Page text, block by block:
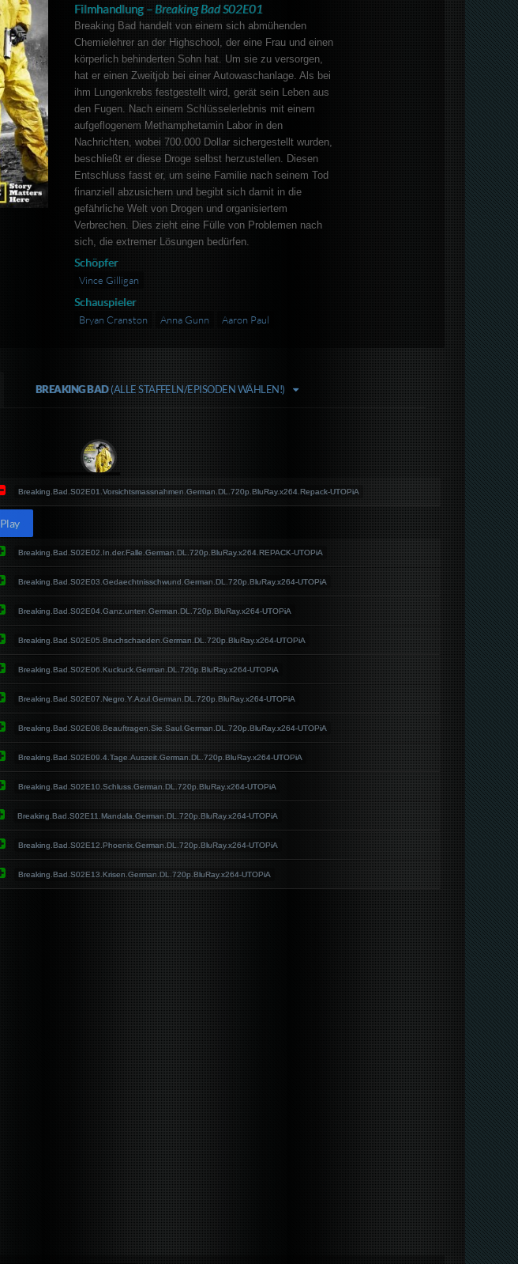
Filmhandlung – Breaking Bad S02E01
Breaking Bad handelt von einem sich abmühenden
Chemielehrer an der Highschool, der eine Frau und einen
körperlich behinderten Sohn hat. Um sie zu versorgen,
hat er einen Zweitjob bei einer Autowaschanlage. Als bei
ihm Lungenkrebs festgestellt wird, gerät sein Leben aus
den Fugen. Nach einem Schlüsselerlebnis mit einem
aufgeflogenem Methamphetamin Labor in den
Nachrichten, wobei 700.000 Dollar sichergestellt wurden,
beschließt er diese Droge selbst herzustellen. Diesen
Entschluss fasst er, um seine Familie nach seinem Tod
finanziell abzusichern und begibt sich damit in die
gefährliche Welt von Drogen und organisiertem
Verbrechen. Dies zieht eine Fülle von Problemen nach
sich, die extremer Lösungen bedürfen.
Schöpfer
Vince Gilligan
Schauspieler
Bryan Cranston Anna Gunn Aaron Paul
BREAKING BAD(ALLE STAFFELN/EPISODEN WÄHLEN!)
Breaking.Bad.S02E01.Vorsichtsmassnahmen.German.DL.720p.BluRay.x264.Repack-UTOPiA
Play
Breaking.Bad.S02E02.In.der.Falle.German.DL.720p.BluRay.x264.REPACK-UTOPiA
Breaking.Bad.S02E03.Gedaechtnisschwund.German.DL.720p.BluRay.x264-UTOPiA
Breaking.Bad.S02E04.Ganz.unten.German.DL.720p.BluRay.x264-UTOPiA
Breaking.Bad.S02E05.Bruchschaeden.German.DL.720p.BluRay.x264-UTOPiA
Breaking.Bad.S02E06.Kuckuck.German.DL.720p.BluRay.x264-UTOPiA
Breaking.Bad.S02E07.Negro.Y.Azul.German.DL.720p.BluRay.x264-UTOPiA
Breaking.Bad.S02E08.Beauftragen.Sie.Saul.German.DL.720p.BluRay.x264-UTOPiA
Breaking.Bad.S02E09.4.Tage.Auszeit.German.DL.720p.BluRay.x264-UTOPiA
Breaking.Bad.S02E10.Schluss.German.DL.720p.BluRay.x264-UTOPiA
Breaking.Bad.S02E11.Mandala.German.DL.720p.BluRay.x264-UTOPiA
Breaking.Bad.S02E12.Phoenix.German.DL.720p.BluRay.x264-UTOPiA
Breaking.Bad.S02E13.Krisen.German.DL.720p.BluRay.x264-UTOPiA